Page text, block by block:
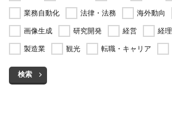
業務自動化
法律・法務 海外動向
画像生成
研究開発 経営 経理
製造業
観光 転職・キャリア
検索